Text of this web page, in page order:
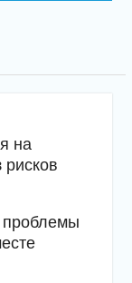
на
рисков
проблемы